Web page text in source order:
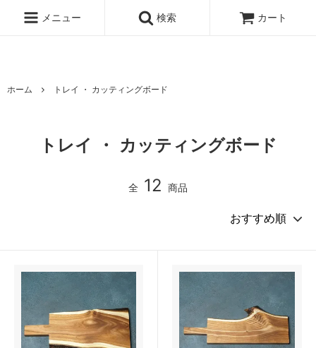
クラフト メニュー 検索 カート
ホーム トレイ ・ カッティングボード
トレイ ・ カッティングボード
全 12 商品